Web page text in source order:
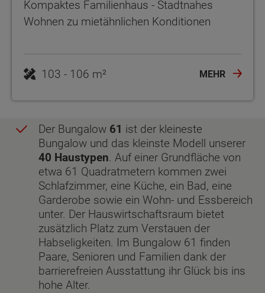
Kompaktes Familienhaus - Stadtnahes
Wohnen zu mietähnlichen Konditionen
103 - 106 m² MEHR
Der Bungalow 61 ist der kleineste
Bungalow und das kleinste Modell unserer
40 Haustypen. Auf einer Grundfläche von
etwa 61 Quadratmetern kommen zwei
Schlafzimmer, eine Küche, ein Bad, eine
Garderobe sowie ein Wohn- und Essbereich
unter. Der Hauswirtschaftsraum bietet
zusätzlich Platz zum Verstauen der
Habseligkeiten. Im Bungalow 61 finden
Paare, Senioren und Familien dank der
barrierefreien Ausstattung ihr Glück bis ins
hohe Alter.